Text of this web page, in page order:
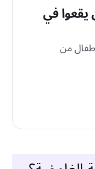
في
من